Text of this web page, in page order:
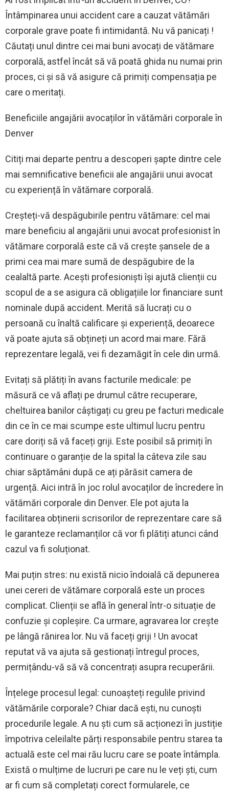
Întâmpinarea unui accident care a cauzat vătămări
corporale grave poate fi intimidantă. Nu vă panicați !
Căutați unul dintre cei mai buni avocați de vătămare
corporală, astfel încât să vă poată ghida nu numai prin
proces, ci și să vă asigure că primiți compensația pe
care o meritați.
Beneficiile angajării avocaților în vătămări corporale în
Denver
Citiți mai departe pentru a descoperi șapte dintre cele
mai semnificative beneficii ale angajării unui avocat
cu experiență în vătămare corporală.
Creșteți-vă despăgubirile pentru vătămare: cel mai
mare beneficiu al angajării unui avocat profesionist în
vătămare corporală este că vă crește șansele de a
primi cea mai mare sumă de despăgubire de la
cealaltă parte. Acești profesioniști își ajută clienții cu
scopul de a se asigura că obligațiile lor financiare sunt
nominale după accident. Merită să lucrați cu o
persoană cu înaltă calificare și experiență, deoarece
vă poate ajuta să obțineți un acord mai mare. Fără
reprezentare legală, vei fi dezamăgit în cele din urmă.
Evitați să plătiți în avans facturile medicale: pe
măsură ce vă aflați pe drumul către recuperare,
cheltuirea banilor câștigați cu greu pe facturi medicale
din ce în ce mai scumpe este ultimul lucru pentru
care doriți să vă faceți griji. Este posibil să primiți în
continuare o garanție de la spital la câteva zile sau
chiar săptămâni după ce ați părăsit camera de
urgență. Aici intră în joc rolul avocaților de încredere în
vătămări corporale din Denver. Ele pot ajuta la
facilitarea obținerii scrisorilor de reprezentare care să
le garanteze reclamanților că vor fi plătiți atunci când
cazul va fi soluționat.
Mai puțin stres: nu există nicio îndoială că depunerea
unei cereri de vătămare corporală este un proces
complicat. Clienții se află în general într-o situație de
confuzie și copleșire. Ca urmare, agravarea lor crește
pe lângă rănirea lor. Nu vă faceți griji ! Un avocat
reputat vă va ajuta să gestionați întregul proces,
permițându-vă să vă concentrați asupra recuperării.
Înțelege procesul legal: cunoașteți regulile privind
vătămările corporale? Chiar dacă ești, nu cunoști
procedurile legale. A nu ști cum să acționezi în justiție
împotriva celeilalte părți responsabile pentru starea ta
actuală este cel mai rău lucru care se poate întâmpla.
Există o mulțime de lucruri pe care nu le veți ști, cum
ar fi cum să completați corect formularele, ce